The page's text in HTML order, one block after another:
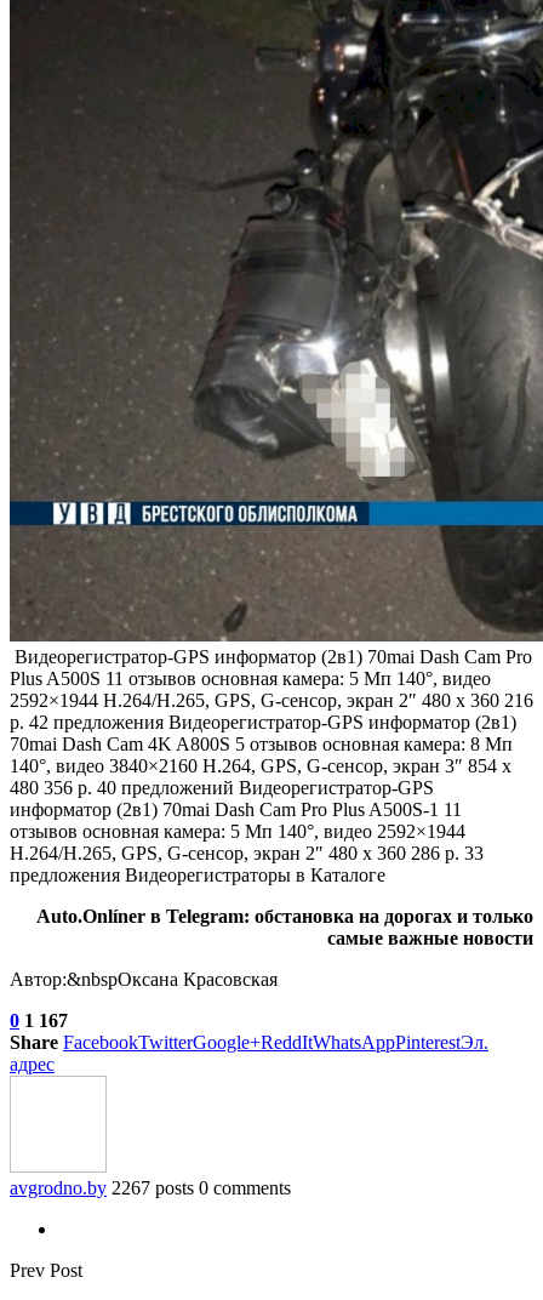
Видеорегистратор-GPS информатор (2в1) 70mai Dash Cam Pro
Plus A500S 11 отзывов основная камера: 5 Мп 140°, видео
2592×1944 H.264/H.265, GPS, G-сенсор, экран 2″ 480 x 360 216
р. 42 предложения Видеорегистратор-GPS информатор (2в1)
70mai Dash Cam 4K A800S 5 отзывов основная камера: 8 Мп
140°, видео 3840×2160 H.264, GPS, G-сенсор, экран 3″ 854 x
480 356 р. 40 предложений Видеорегистратор-GPS
информатор (2в1) 70mai Dash Cam Pro Plus A500S-1 11
отзывов основная камера: 5 Мп 140°, видео 2592×1944
H.264/H.265, GPS, G-сенсор, экран 2″ 480 x 360 286 р. 33
предложения Видеорегистраторы в Каталоге
Auto.Onlíner в Telegram: обстановка на дорогах и только
самые важные новости
Автор:&nbspОксана Красовская
0 1 167
Share FacebookTwitterGoogle+ReddItWhatsAppPinterestЭл.
адрес
avgrodno.by 2267 posts 0 comments
Prev Post